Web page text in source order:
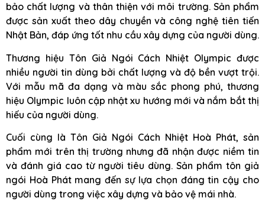
bảo chất lượng và thân thiện với môi trường. Sản phẩm
được sản xuất theo dây chuyền và công nghệ tiên tiến
Nhật Bản, đáp ứng tốt nhu cầu xây dựng của người dùng.
Thương hiệu Tôn Giả Ngói Cách Nhiệt Olympic được
nhiều người tin dùng bởi chất lượng và độ bền vượt trội.
Với mẫu mã đa dạng và màu sắc phong phú, thương
hiệu Olympic luôn cập nhật xu hướng mới và nắm bắt thị
hiếu của người dùng.
Cuối cùng là Tôn Giả Ngói Cách Nhiệt Hoà Phát, sản
phẩm mới trên thị trường nhưng đã nhận được niềm tin
và đánh giá cao từ người tiêu dùng. Sản phẩm tôn giả
ngói Hoà Phát mang đến sự lựa chọn đáng tin cậy cho
người dùng trong việc xây dựng và bảo vệ mái nhà.